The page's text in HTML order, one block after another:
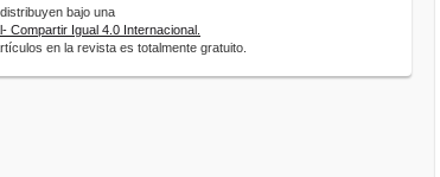
bajo una
Compartir Igual 4.0 Internacional.
en la revista es totalmente gratuito.